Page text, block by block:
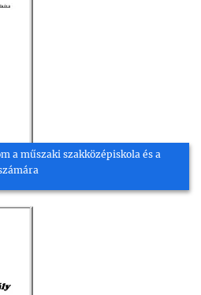
a műszaki szakközépiskola és a